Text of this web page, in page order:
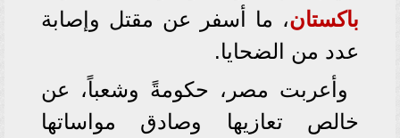
باكستان، ما أسفر عن مقتل وإصابة
عدد من الضحايا.
وأعربت مصر، حكومةً وشعباً، عن
خالص تعازيها وصادق مواساتها